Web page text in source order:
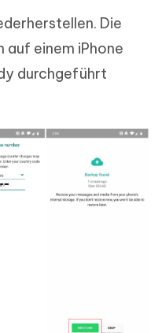
Die
auf einem iPhone
durchgeführt